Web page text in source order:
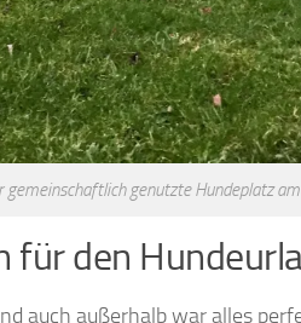
gemeinschaftlich genutzte Hundeplatz
für den
auch außerhalb war alles